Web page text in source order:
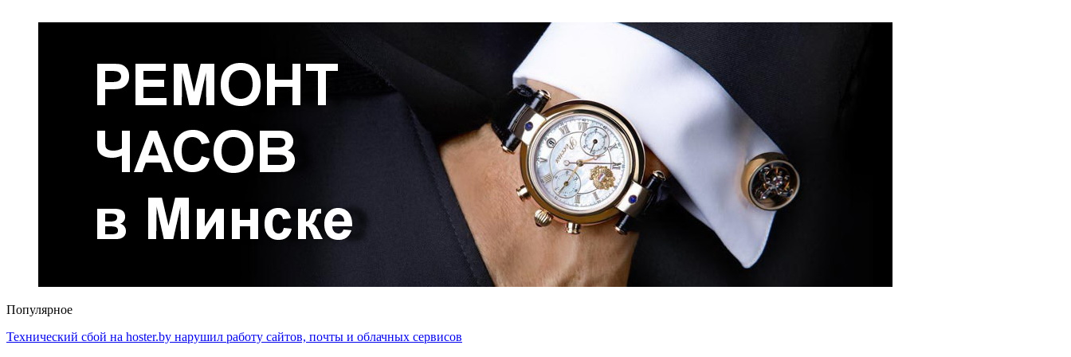
Популярное
Технический сбой на hoster.by нарушил работу сайтов, почты и облачных сервисов